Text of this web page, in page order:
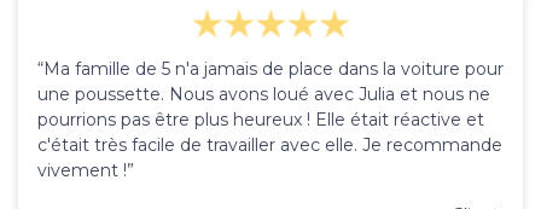
“Ma famille de 5 n'a jamais de place dans la voiture pour
une poussette. Nous avons loué avec Julia et nous ne
pourrions pas être plus heureux ! Elle était réactive et
c'était très facile de travailler avec elle. Je recommande
vivement !”